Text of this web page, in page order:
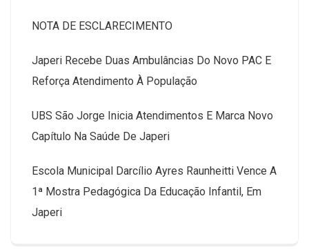
NOTA DE ESCLARECIMENTO
Japeri Recebe Duas Ambulâncias Do Novo PAC E
Reforça Atendimento À População
UBS São Jorge Inicia Atendimentos E Marca Novo
Capítulo Na Saúde De Japeri
Escola Municipal Darcílio Ayres Raunheitti Vence A
1ª Mostra Pedagógica Da Educação Infantil, Em
Japeri